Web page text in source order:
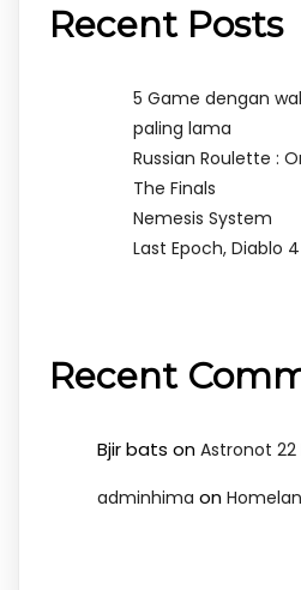
Recent Posts
5 Game dengan
paling lama
Russian Roulette :
The Finals
Nemesis System
Last Epoch, Diablo
Recent
Bjir bats on Astronot
adminhima on